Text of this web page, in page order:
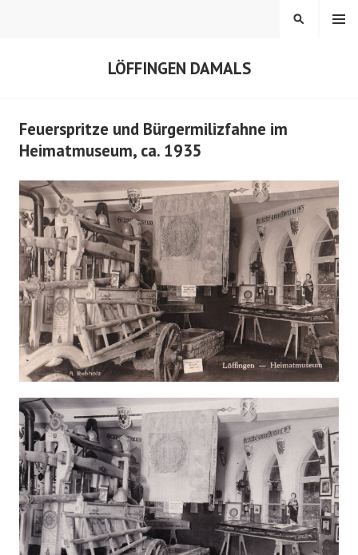
LÖFFINGEN DAMALS
MENÜ
SUCHEN
Feuerspritze und Bürgermilizfahne im
Heimatmuseum, ca. 1935